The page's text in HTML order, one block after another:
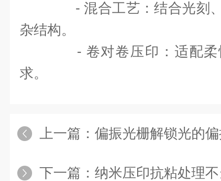
- 混合工艺：结合光刻、
杂结构。
- 卷对卷压印：适配柔
求。
上一篇： 偏振光栅解锁光的
下一篇： 纳米压印抗粘处理